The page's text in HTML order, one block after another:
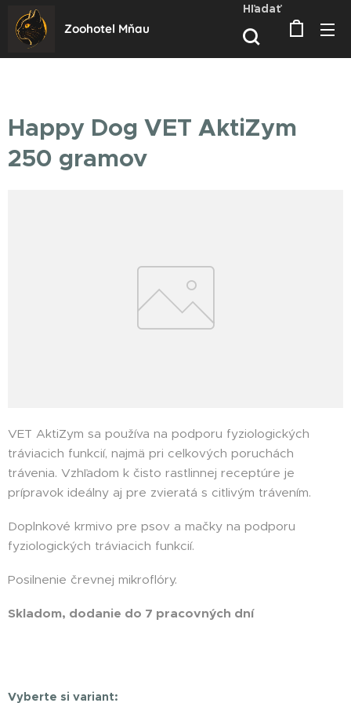
Zoohotel Mňau
Hľadať
Happy Dog VET AktiZym
250 gramov
VET AktiZym sa používa na podporu fyziologických
tráviacich funkcií, najmä pri celkových poruchách
trávenia. Vzhľadom k čisto rastlinnej receptúre je
prípravok ideálny aj pre zvieratá s citlivým trávením.
Doplnkové krmivo pre psov a mačky na podporu
fyziologických tráviacich funkcií.
Posilnenie črevnej mikroflóry.
Skladom, dodanie do 7 pracovných dní
Vyberte si variant: